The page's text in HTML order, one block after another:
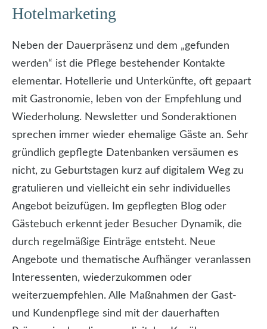
Hotelmarketing
Neben der Dauerpräsenz und dem „gefunden
werden“ ist die Pflege bestehender Kontakte
elementar. Hotellerie und Unterkünfte, oft gepaart
mit Gastronomie, leben von der Empfehlung und
Wiederholung. Newsletter und Sonderaktionen
sprechen immer wieder ehemalige Gäste an. Sehr
gründlich gepflegte Datenbanken versäumen es
nicht, zu Geburtstagen kurz auf digitalem Weg zu
gratulieren und vielleicht ein sehr individuelles
Angebot beizufügen. Im gepflegten Blog oder
Gästebuch erkennt jeder Besucher Dynamik, die
durch regelmäßige Einträge entsteht. Neue
Angebote und thematische Aufhänger veranlassen
Interessenten, wiederzukommen oder
weiterzuempfehlen. Alle Maßnahmen der Gast-
und Kundenpflege sind mit der dauerhaften